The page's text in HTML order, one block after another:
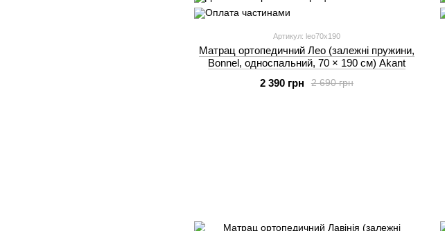
Артикул: leo70x190
Матрац ортопедичний Лео (залежні пружини,
Bonnel, односпальний, 70 × 190 см) Akant
2 690 грн
2 390 грн